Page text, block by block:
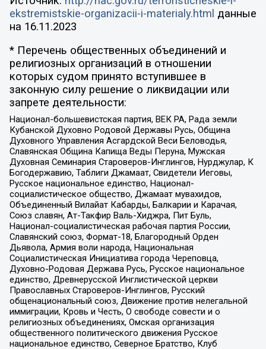
ekstremistskie-organizacii-i-materialy.html данные
на 16.11.2023
* Перечень общественных объединений и
религиозных организаций в отношении
которых судом принято вступившее в
законную силу решение о ликвидации или
запрете деятельности:
Национал-большевистская партия, ВЕК РА, Рада земли
Кубанской Духовно Родовой Державы Русь, Община
Духовного Управления Асгардской Веси Беловодья,
Славянская Община Капища Веды Перуна, Мужская
Духовная Семинария Староверов-Инглингов, Нурджулар, К
Богодержавию, Таблиги Джамаат, Свидетели Иеговы,
Русское национальное единство, Национал-
социалистическое общество, Джамаат мувахидов,
Объединенный Вилайат Кабарды, Балкарии и Карачая,
Союз славян, Ат-Такфир Валь-Хиджра, Пит Буль,
Национал-социалистическая рабочая партия России,
Славянский союз, Формат-18, Благородный Орден
Дьявола, Армия воли народа, Национальная
Социалистическая Инициатива города Череповца,
Духовно-Родовая Держава Русь, Русское национальное
единство, Древнерусской Инглистической церкви
Православных Староверов-Инглингов, Русский
общенациональный союз, Движение против нелегальной
иммиграции, Кровь и Честь, О свободе совести и о
религиозных объединениях, Омская организация
общественного политического движения Русское
национальное единство, Северное Братство, Клуб